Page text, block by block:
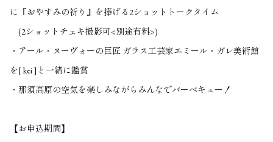
に『おやすみの祈り』を捧げる2ショットトークタイム
(2ショットチェキ撮影可<別途有料>)
・アール・ヌーヴォーの巨匠 ガラス工芸家エミール・ガレ美術館
を[ kei ]と一緒に鑑賞
・那須高原の空気を楽しみながらみんなでバーベキュー！
【お申込期間】